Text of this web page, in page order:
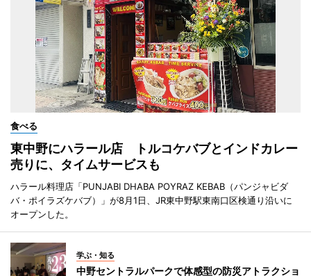
食べる
東中野にハラール店 トルコケバブとインドカレー
売りに、タイムサービスも
ハラール料理店「PUNJABI DHABA POYRAZ KEBAB（パンジャビダ
バ・ポイラズケバブ）」が8月1日、JR東中野駅東南口区検通り沿いに
オープンした。
学ぶ・知る
中野セントラルパークで体感型の防災アトラクショ